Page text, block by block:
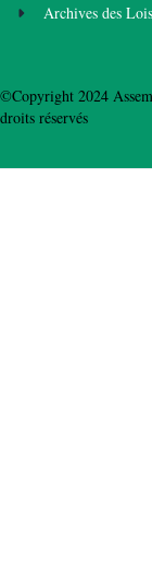
Archives des Lois
©Copyright 2024
droits réservés